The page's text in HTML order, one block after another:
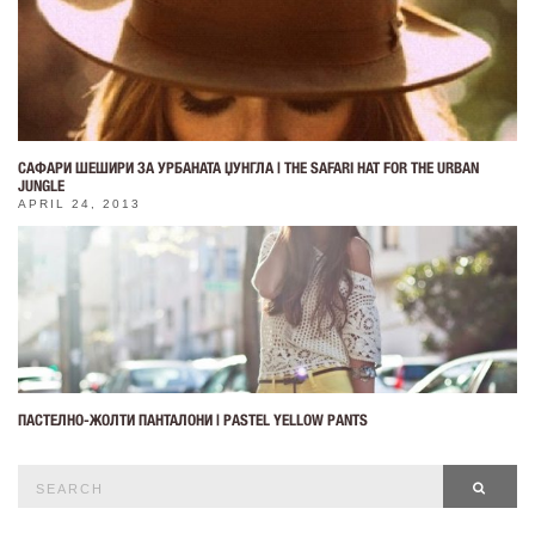
САФАРИ ШЕШИРИ ЗА УРБАНАТА ЏУНГЛА | THE SAFARI HAT FOR THE URBAN
JUNGLE
APRIL 24, 2013
ПАСТЕЛНО-ЖОЛТИ ПАНТАЛОНИ | PASTEL YELLOW PANTS